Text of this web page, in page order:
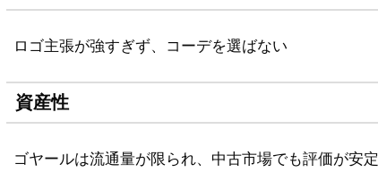
ロゴ主張が強すぎず、コーデを選ばない
資産性
ゴヤールは流通量が限られ、中古市場でも評価が安定